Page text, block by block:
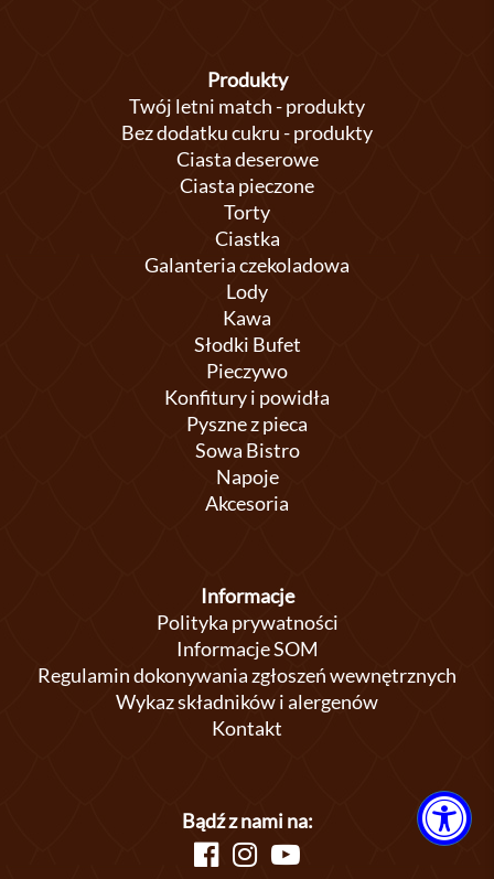
Produkty
Twój letni match - produkty
Bez dodatku cukru - produkty
Ciasta deserowe
Ciasta pieczone
Torty
Ciastka
Galanteria czekoladowa
Lody
Kawa
Słodki Bufet
Pieczywo
Konfitury i powidła
Pyszne z pieca
Sowa Bistro
Napoje
Akcesoria
Informacje
Polityka prywatności
Informacje SOM
Regulamin dokonywania zgłoszeń wewnętrznych
Wykaz składników i alergenów
Kontakt
Bądź z nami na: